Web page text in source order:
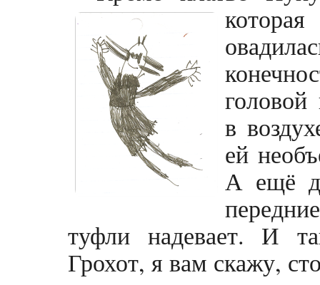
в
ей
А ещё
туфли надевает. И
Грохот, я вам скажу,